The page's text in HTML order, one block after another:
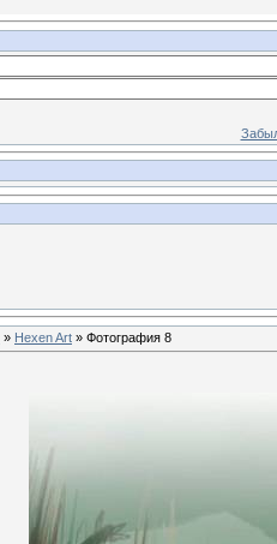
» Hexen Art » Фотография 8